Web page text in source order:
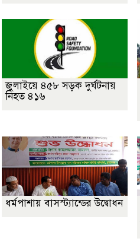
জুলাইয়ে ৪৫৮ সড়ক দুর্ঘটনায়
নিহত ৪১৬
ধর্মপাশায় বাসস্ট্যান্ডের উদ্বোধন